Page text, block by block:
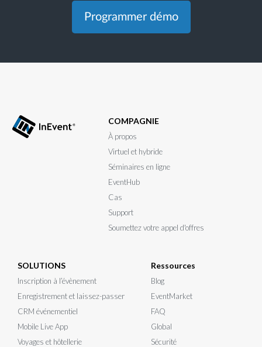
Programmer démo
COMPAGNIE
À propos
Virtuel et hybride
Séminaires en ligne
EventHub
Cas
Support
Soumettez votre appel d'offres
SOLUTIONS
Inscription à l’évènement
Enregistrement et laissez-passer
CRM événementiel
Mobile Live App
Voyages et hôtellerie
Ressources
Blog
EventMarket
FAQ
Global
Sécurité